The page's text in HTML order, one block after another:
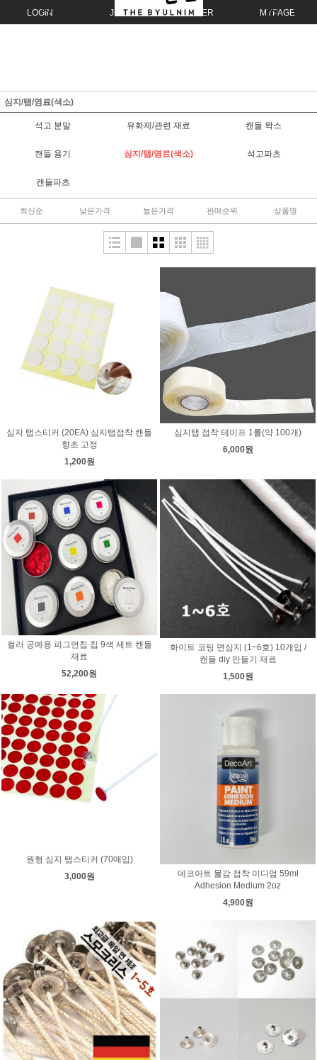
LOGIN JOIN ORDER MYPAGE
심지/탭/염료(색소)
석고 분말 유화제/관련 재료 캔들 왁스
캔들 용기 심지/탭/염료(색소) 석고파츠
캔들파츠
최신순 낮은가격 높은가격 판매순위 상품명
심지 탭스티커 (20EA) 심지탭접착 캔들
향초 고정
1,200원
심지탭 접착 테이프 1롤(약 100개)
6,000원
컬러 공예용 피그먼칩 칩 9색 세트 캔들
재료
52,200원
화이트 코팅 면심지 (1~6호) 10개입 /
캔들 diy 만들기 재료
1,500원
원형 심지 탭스티커 (70매입)
3,000원
데코아트 물감 접착 미디엄 59ml
Adhesion Medium 2oz
4,900원